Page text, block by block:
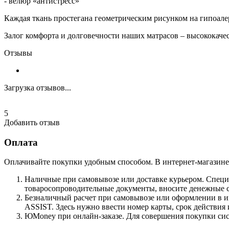
Каждая ткань простегана геометрическим рисунком на
Залог комфорта и долговечности наших матрасов –
Отзывы
Загрузка отзывов...
5
Добавить отзыв
Оплата
Оплачивайте покупки удобным способом. В интернет-
Наличные при самовывозе или доставке курьером.
товаросопроводительные документы, вносите денежные
Безналичный расчет при самовывозе или оформлении в
ASSIST. Здесь нужно ввести номер карты, срок действия
ЮMoney при онлайн-заказе. Для совершения покупки